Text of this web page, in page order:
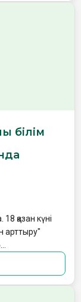
білім
қазан күні
арттыру"